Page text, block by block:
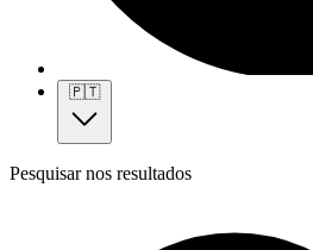
🇵🇹
Pesquisar nos resultados